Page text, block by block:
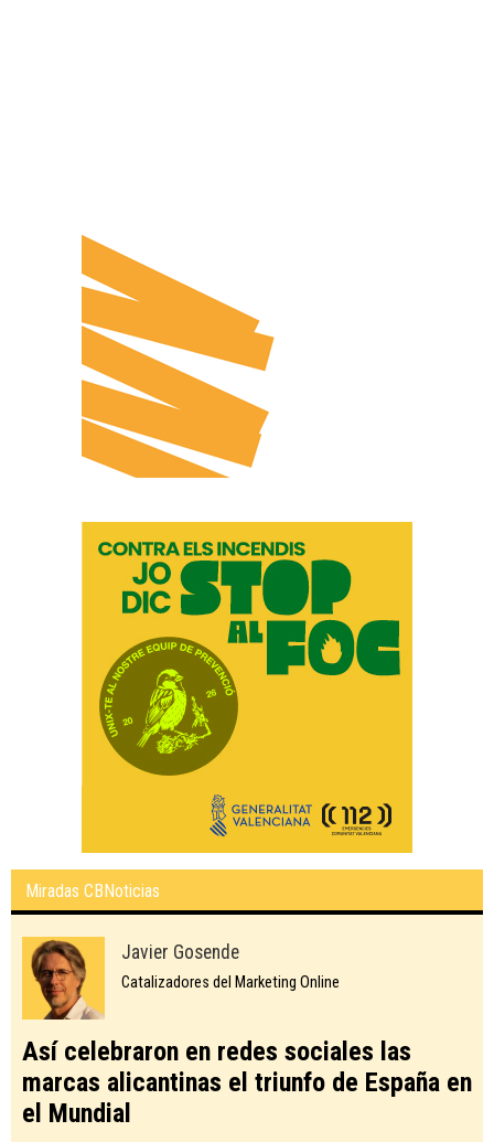
Miradas CBNoticias
Javier Gosende
Catalizadores del Marketing Online
Así celebraron en redes sociales las
marcas alicantinas el triunfo de España en
el Mundial